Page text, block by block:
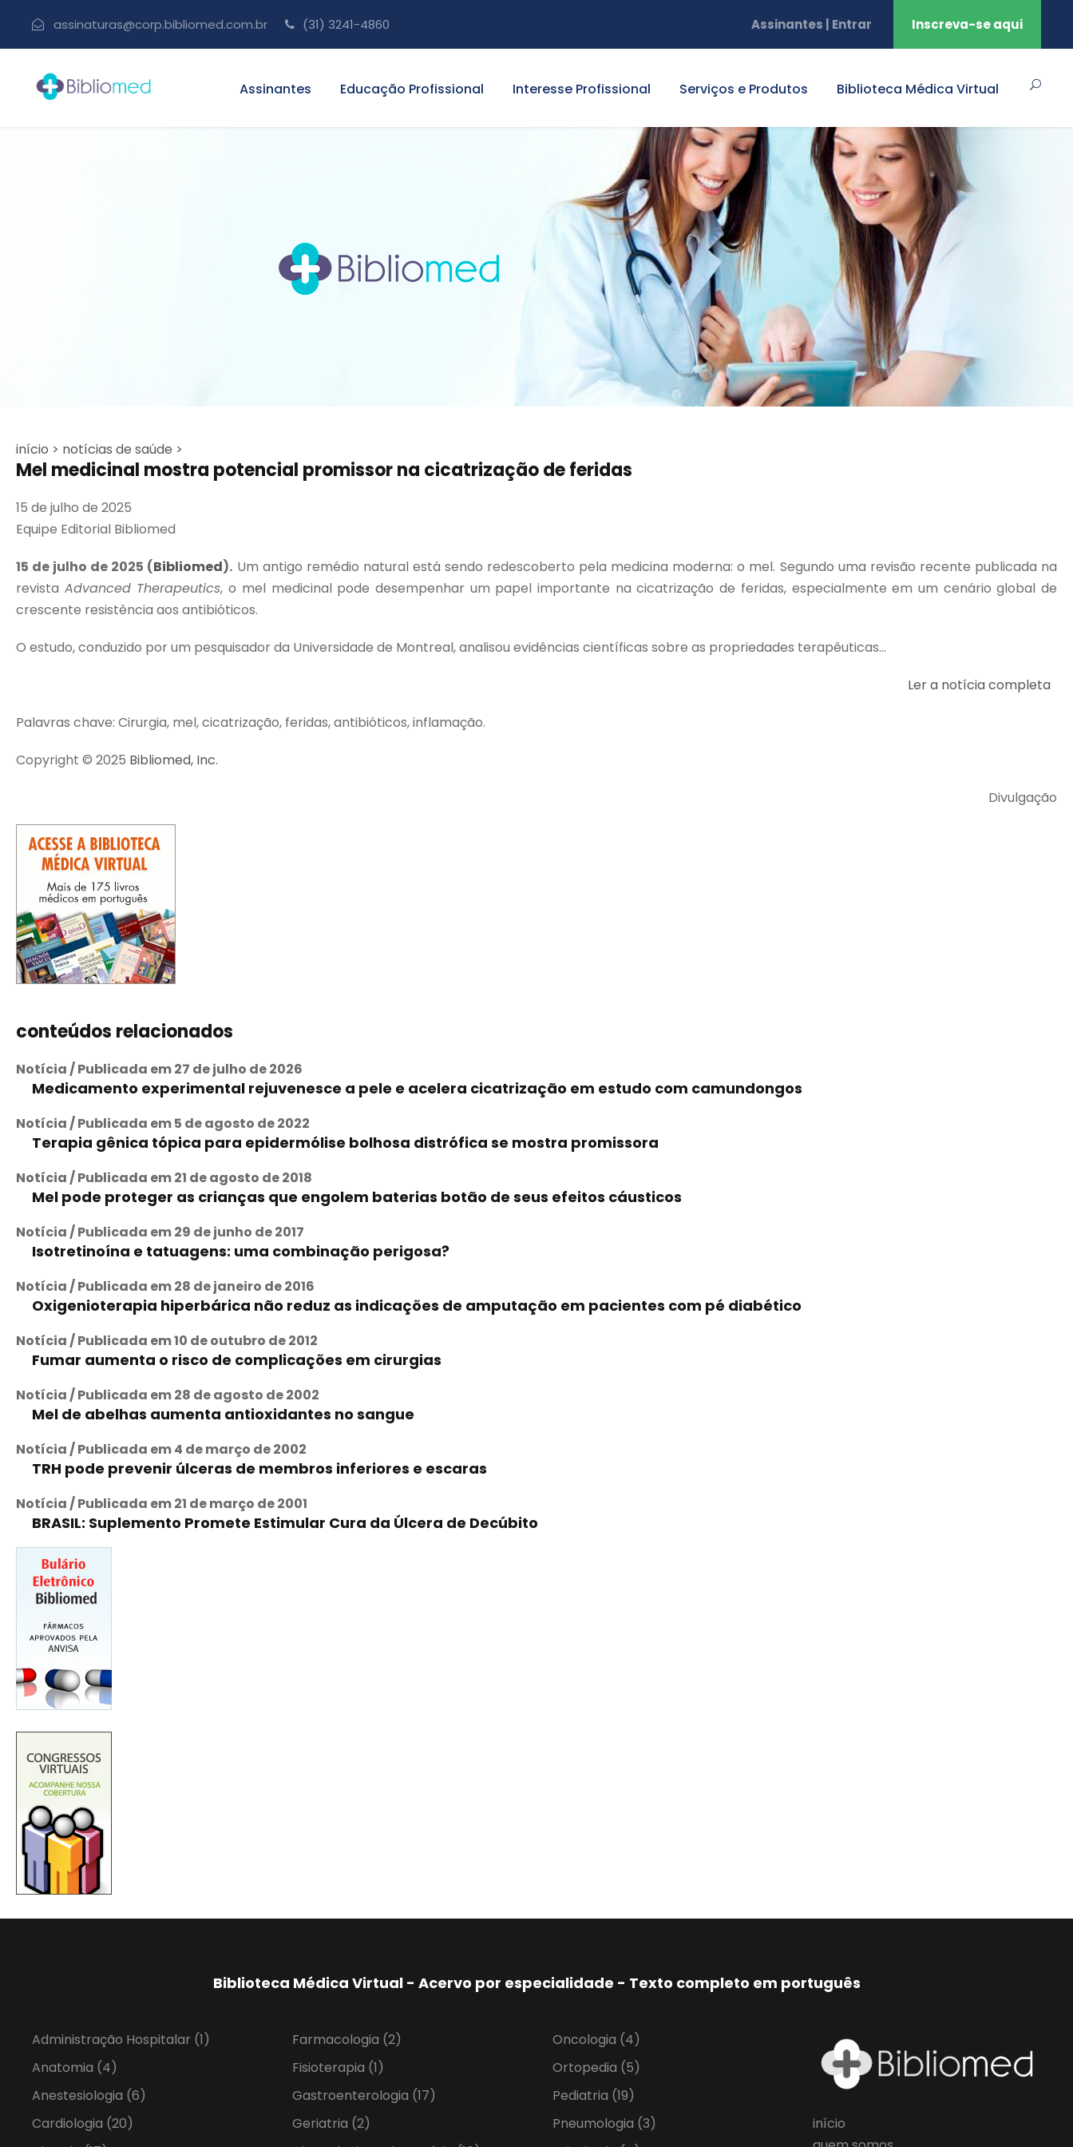
assinaturas@corp.bibliomed.com.br (31) 3241-4860 Assinantes | Entrar Inscreva-se aqui
Assinantes Educação Profissional Interesse Profissional Serviços e Produtos Biblioteca Médica Virtual
início > notícias de saúde >
Mel medicinal mostra potencial promissor na cicatrização de feridas
15 de julho de 2025
Equipe Editorial Bibliomed
15 de julho de 2025 (Bibliomed). Um antigo remédio natural está sendo redescoberto pela medicina moderna: o mel. Segundo uma revisão recente publicada na
revista Advanced Therapeutics, o mel medicinal pode desempenhar um papel importante na cicatrização de feridas, especialmente em um cenário global de
crescente resistência aos antibióticos.
O estudo, conduzido por um pesquisador da Universidade de Montreal, analisou evidências científicas sobre as propriedades terapêuticas...
Ler a notícia completa
Palavras chave: Cirurgia, mel, cicatrização, feridas, antibióticos, inflamação.
Copyright © 2025 Bibliomed, Inc.
Divulgação
conteúdos relacionados
Notícia / Publicada em 27 de julho de 2026
Medicamento experimental rejuvenesce a pele e acelera cicatrização em estudo com camundongos
Notícia / Publicada em 5 de agosto de 2022
Terapia gênica tópica para epidermólise bolhosa distrófica se mostra promissora
Notícia / Publicada em 21 de agosto de 2018
Mel pode proteger as crianças que engolem baterias botão de seus efeitos cáusticos
Notícia / Publicada em 29 de junho de 2017
Isotretinoína e tatuagens: uma combinação perigosa?
Notícia / Publicada em 28 de janeiro de 2016
Oxigenioterapia hiperbárica não reduz as indicações de amputação em pacientes com pé diabético
Notícia / Publicada em 10 de outubro de 2012
Fumar aumenta o risco de complicações em cirurgias
Notícia / Publicada em 28 de agosto de 2002
Mel de abelhas aumenta antioxidantes no sangue
Notícia / Publicada em 4 de março de 2002
TRH pode prevenir úlceras de membros inferiores e escaras
Notícia / Publicada em 21 de março de 2001
BRASIL: Suplemento Promete Estimular Cura da Úlcera de Decúbito
Biblioteca Médica Virtual - Acervo por especialidade - Texto completo em português
Administração Hospitalar (1)
Anatomia (4)
Anestesiologia (6)
Cardiologia (20)
Farmacologia (2)
Fisioterapia (1)
Gastroenterologia (17)
Geriatria (2)
Oncologia (4)
Ortopedia (5)
Pediatria (19)
Pneumologia (3)
início